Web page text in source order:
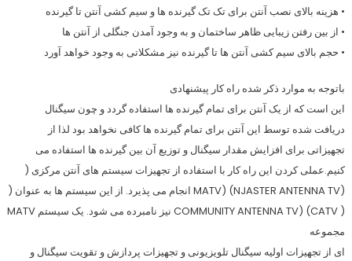
• هزینه بالای نصب آنتن برای تک تک گیرنده ها و سیم کشی آنتن تا گیرنده
• از بین رفتن زیبایی ظاهر ساختمان و به وجود آمدن جنگلی از آنتن ها
• حجم بالای سیم کشی آنتن ها تا گیرنده نیز مشکلاتی به وجود خواهد آورد
باتوجه به موارد ذکر شده راه کار پیشنهادی
این است که از یک آنتن برای تمام گیرنده ها استفاده گردد و چون سیگنال
دریافت شده توسط این آنتن برای تمام گیرنده ها کافی نخواهد بود لذا از
تجهیزاتی برای افزایش مقدار سیگنال و توزیع آن بین گیرنده ها استفاده می
کنیم.عملی کردن این راه کار با استفاده از تجهیزات سیستم های آنتن مرکزی (
(NJASTER ANTENNA TV) (MATV انجام می پذیرد. از این سیستم ها به عنوان (
COMMUNITY ANTENNA TV) (CATV ) نیز نامبرده می شود. یک سیستم MATV
مجموعه
ای از تجهیزات اولیه سیگنال تلویزیونی و تجهیزات پردازش و تقویت سیگنال و